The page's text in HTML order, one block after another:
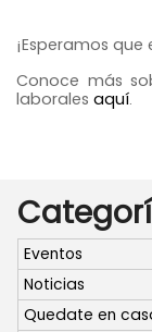
¡Esperamos
Conoce más
laborales aquí.
Eventos
Noticias
Quedate en